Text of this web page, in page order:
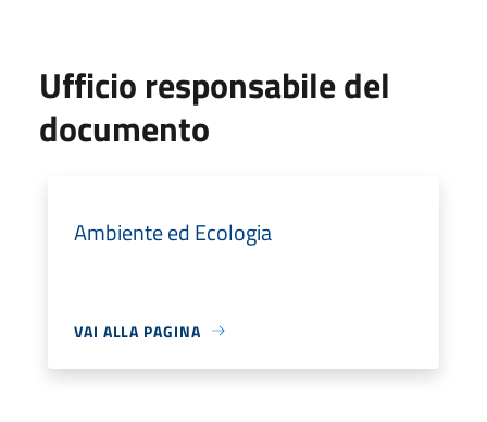
Ufficio responsabile del
documento
Ambiente ed Ecologia
VAI ALLA PAGINA